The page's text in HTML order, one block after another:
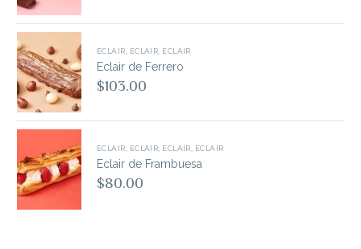
ECLAIR ECLAIR ECLAIR
Eclair de Ferrero
$103.00
ECLAIR ECLAIR ECLAIR ECLAIR
Eclair de Frambuesa
$80.00